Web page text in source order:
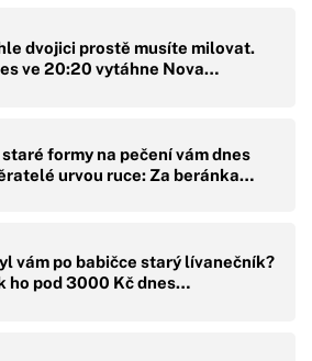
dvojici prostě musíte milovat.
ve 20:20 vytáhne Nova…
staré formy na pečení vám dnes
urvou ruce: Za beránka…
vám po babičce starý lívanečník?
ho pod 3000 Kč dnes…